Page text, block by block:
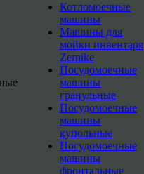
Котломоечные
машины
Машины для
мойки инвентаря
Zernike
Посудомоечные
машины
гранульные
Посудомоечные
машины
купольные
Посудомоечные
машины
фронтальные